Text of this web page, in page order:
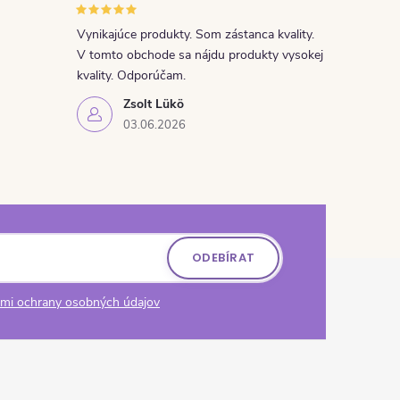
Zsolt Lükö
03.06.2026
Vynikajúce produkty. Som zástanca kvality.
V tomto obchode sa nájdu produkty vysokej
kvality. Odporúčam.
ochrany osobných údajov
ODEBÍRAT